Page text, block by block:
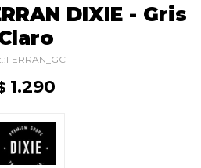
DIXIE - Gris
FERRAN_GC
1.290